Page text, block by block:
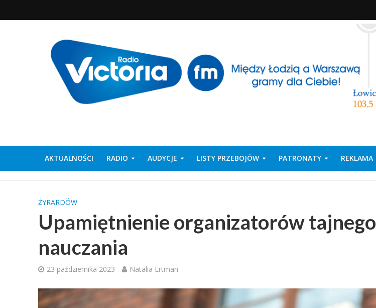
AKTUALNOŚCI RADIO AUDYCJE LISTY PRZEBOJÓW PATRONATY REKLAMA
ŻYRARDÓW
Upamiętnienie organizatorów tajnego
nauczania
23 października 2023 Natalia Ertman